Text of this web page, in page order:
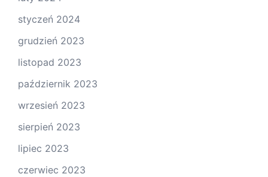
styczeń 2024
grudzień 2023
listopad 2023
październik 2023
wrzesień 2023
sierpień 2023
lipiec 2023
czerwiec 2023